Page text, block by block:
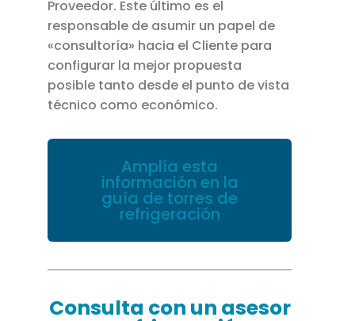
Proveedor. Este último es el
responsable de asumir un papel de
«consultoría» hacia el Cliente para
configurar la mejor propuesta
posible tanto desde el punto de vista
técnico como económico.
Amplía esta
información en la
guía de torres de
refrigeración
Consulta con un asesor